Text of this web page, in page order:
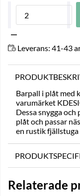
Leverans: 41-43
Barpall i plåt med
varumärket
Dessa snygga
plåt och passar
en rustik fjällstuga
Relaterade